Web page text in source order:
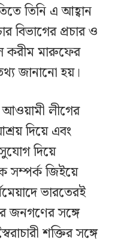
তিনি এ আহ্বান
বিভাগের প্রচার ও
করীম মারুফের
জানানো হয়।
লীগের
দিয়ে এবং
দিয়ে
সম্পর্ক জিইয়ে
ভারতেরই
জনগণের সঙ্গে
শক্তির সঙ্গে